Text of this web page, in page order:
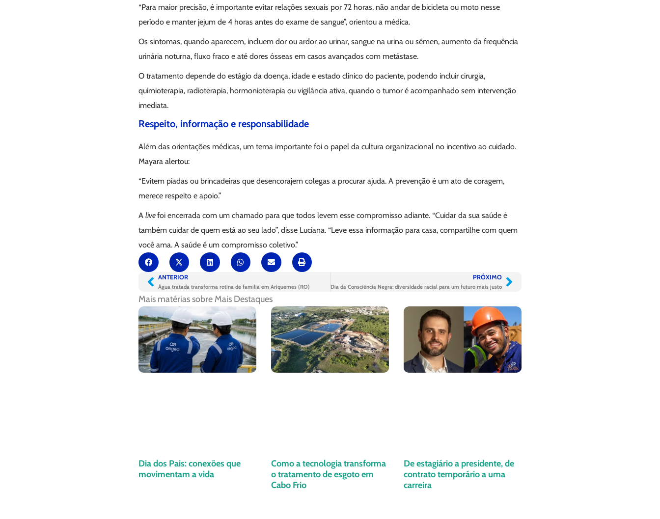
“Para maior precisão, é importante evitar relações sexuais por 72 horas, não andar de bicicleta ou moto nesse
período e manter jejum de 4 horas antes do exame de sangue”, orientou a médica.
Os sintomas, quando aparecem, incluem dor ou ardor ao urinar, sangue na urina ou sêmen, aumento da frequência
urinária noturna, fluxo fraco e até dores ósseas em casos avançados com metástase.
O tratamento depende do estágio da doença, idade e estado clínico do paciente, podendo incluir cirurgia,
quimioterapia, radioterapia, hormonioterapia ou vigilância ativa, quando o tumor é acompanhado sem intervenção
imediata.
Respeito, informação e responsabilidade
Além das orientações médicas, um tema importante foi o papel da cultura organizacional no incentivo ao cuidado.
Mayara alertou:
“Evitem piadas ou brincadeiras que desencorajem colegas a procurar ajuda. A prevenção é um ato de coragem,
merece respeito e apoio.”
A livefoi encerrada com um chamado para que todos levem esse compromisso adiante. “Cuidar da sua saúde é
também cuidar de quem está ao seu lado”, disse Luciana. “Leve essa informação para casa, compartilhe com quem
você ama. A saúde é um compromisso coletivo.”
ANTERIOR
Água tratada transforma rotina de família em Ariquemes (RO)
PRÓXIMO
Dia da Consciência Negra: diversidade racial para um futuro mais justo
Mais matérias sobre Mais Destaques
Dia dos Pais: conexões que
movimentam a vida
Como a tecnologia transforma
o tratamento de esgoto em
Cabo Frio
De estagiário a presidente, de
contrato temporário a uma
carreira